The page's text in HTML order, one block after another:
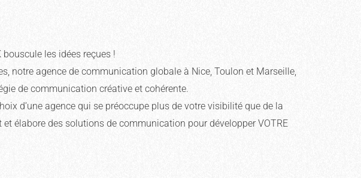
les idées reçues !
notre agence de communication globale à Nice, Toulon et Marseille,
de communication créative et cohérente.
d’une agence qui se préoccupe plus de votre visibilité que de la
élabore des solutions de communication pour développer VOTRE